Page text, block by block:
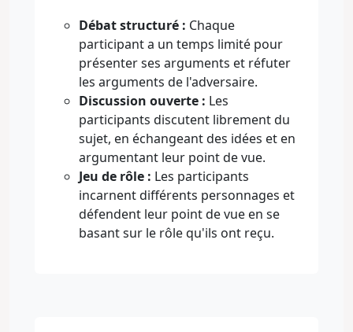
Débat structuré : Chaque
participant a un temps limité pour
présenter ses arguments et réfuter
les arguments de l'adversaire.
Discussion ouverte : Les
participants discutent librement du
sujet, en échangeant des idées et en
argumentant leur point de vue.
Jeu de rôle : Les participants
incarnent différents personnages et
défendent leur point de vue en se
basant sur le rôle qu'ils ont reçu.